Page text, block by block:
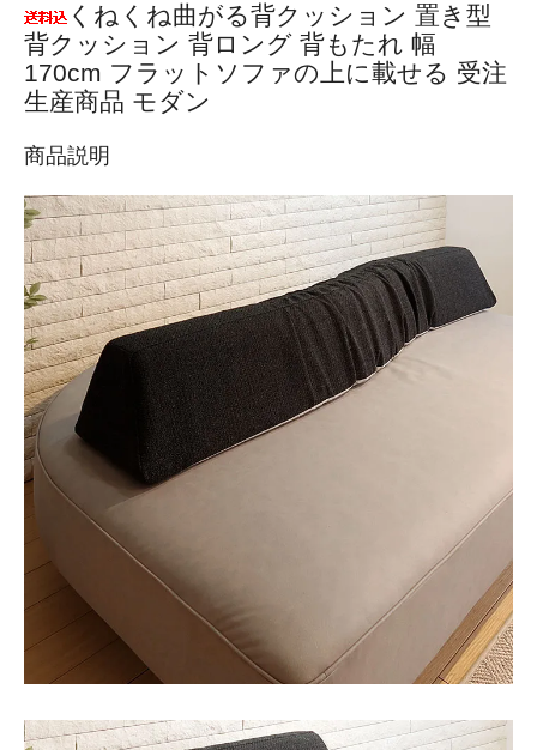
くねくね曲がる背クッション 置き型
背クッション 背ロング 背もたれ 幅
170cm フラットソファの上に載せる 受注
生産商品 モダン
商品説明